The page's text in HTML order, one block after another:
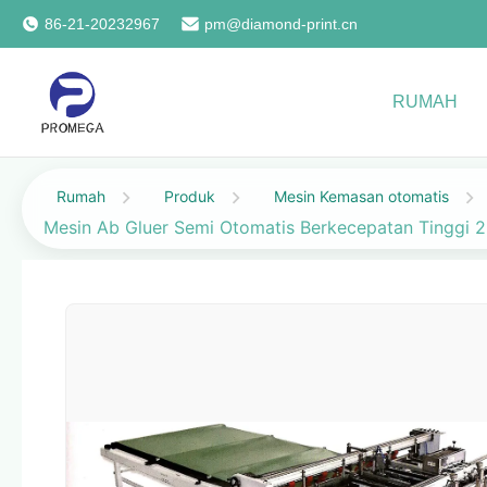
86-21-20232967 pm@diamond-print.cn
RUMAH
Rumah Produk Mesin Kemasan otomatis
Mesin Ab Gluer Semi Otomatis Berkecepatan Tinggi